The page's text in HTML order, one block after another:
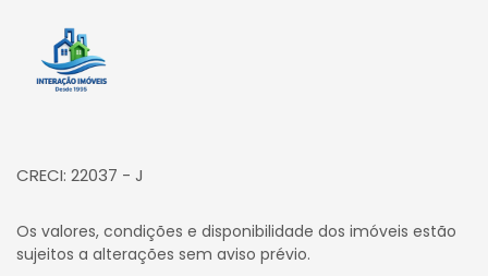
Página inicial
CRECI: 22037 - J
Os valores, condições e disponibilidade dos imóveis estão
sujeitos a alterações sem aviso prévio.